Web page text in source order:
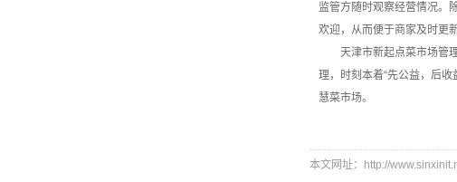
监管方随时观察经营情况。
欢迎，从而便于商家及时更
天津市新起点菜市场管理
理，时刻本着“先公益，后
慧菜市场。
本文网址：http://